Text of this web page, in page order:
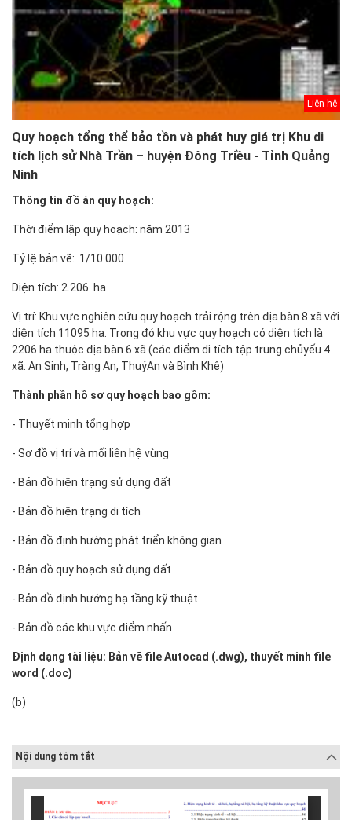
Liên hệ
Quy hoạch tổng thể bảo tồn và phát huy giá trị Khu di
tích lịch sử Nhà Trần – huyện Đông Triều - Tỉnh Quảng
Ninh
Thông tin đồ án quy hoạch:
Thời điểm lập quy hoạch: năm 2013
Tỷ lệ bản vẽ: 1/10.000
Diện tích: 2.206 ha
Vị trí: Khu vực nghiên cứu quy hoạch trải rộng trên địa bàn 8 xã với
diện tích 11095 ha. Trong đó khu vực quy hoạch có diện tích là
2206 ha thuộc địa bàn 6 xã (các điểm di tích tập trung chủyếu 4
xã: An Sinh, Tràng An, ThuỷAn và Bình Khê)
Thành phần hồ sơ quy hoạch bao gồm:
- Thuyết minh tổng hợp
- Sơ đồ vị trí và mối liên hệ vùng
- Bản đồ hiện trạng sử dụng đất
- Bản đồ hiện trạng di tích
- Bản đồ định hướng phát triển không gian
- Bản đồ quy hoạch sử dụng đất
- Bản đồ định hướng hạ tầng kỹ thuật
- Bản đồ các khu vực điểm nhấn
Định dạng tài liệu: Bản vẽ file Autocad (.dwg), thuyết minh file
word (.doc)
(b)
Nội dung tóm tắt